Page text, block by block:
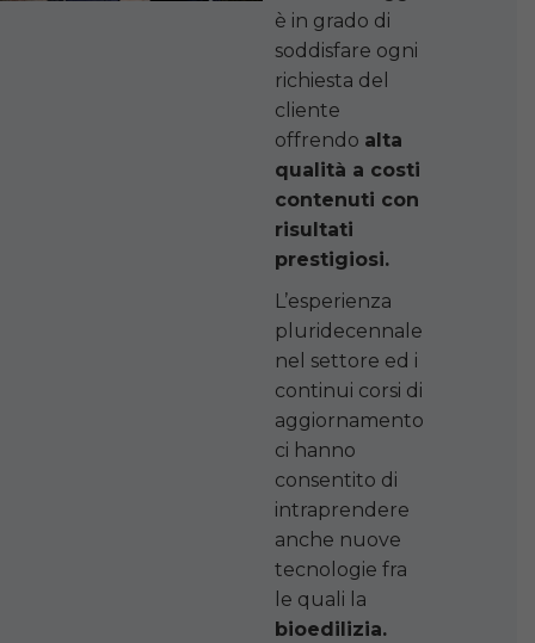
è in grado di
soddisfare ogni
richiesta del
cliente
offrendo alta
qualità a costi
contenuti con
risultati
prestigiosi.
L’esperienza
pluridecennale
nel settore ed i
continui corsi di
aggiornamento
ci hanno
consentito di
intraprendere
anche nuove
tecnologie fra
le quali la
bioedilizia.